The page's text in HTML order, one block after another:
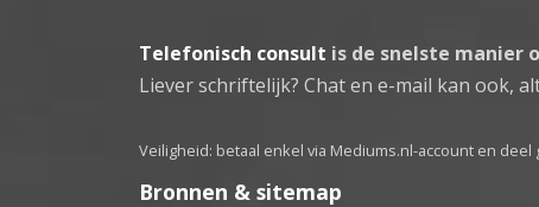
Telefonisch consult is de snelste manier
Liever schriftelijk? Chat en e-mail kan ook,
Veiligheid: betaal enkel via Mediums.nl-account en
Bronnen & sitemap